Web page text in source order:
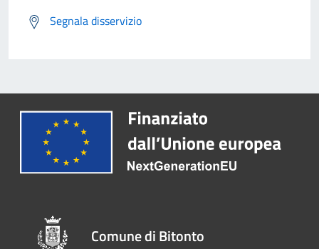
Segnala disservizio
Comune di Bitonto